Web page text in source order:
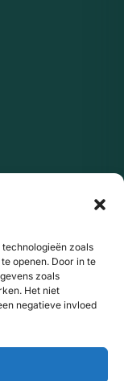
zoals
openen. Door in te
zoals
Het niet
negatieve invloed
en